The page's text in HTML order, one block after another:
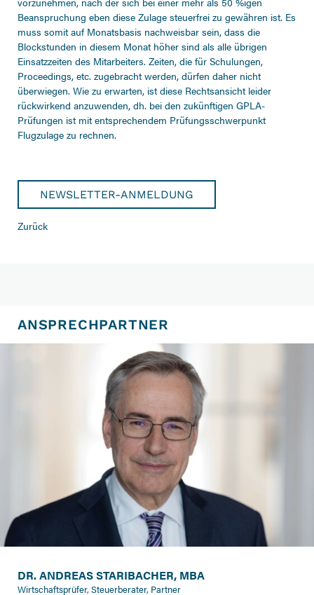
Beanspruchung eben diese Zulage steuerfrei zu gewähren ist. Es
muss somit auf Monatsbasis nachweisbar sein, dass die
Blockstunden in diesem Monat höher sind als alle übrigen
Einsatzzeiten des Mitarbeiters. Zeiten, die für Schulungen,
Proceedings, etc. zugebracht werden, dürfen daher nicht
überwiegen. Wie zu erwarten, ist diese Rechtsansicht leider
rückwirkend anzuwenden, dh. bei den zukünftigen GPLA-
Prüfungen ist mit entsprechendem Prüfungsschwerpunkt
Flugzulage zu rechnen.
NEWSLETTER-ANMELDUNG
Zurück
ANSPRECHPARTNER
DR. ANDREAS STARIBACHER, MBA
Wirtschaftsprüfer, Steuerberater, Partner